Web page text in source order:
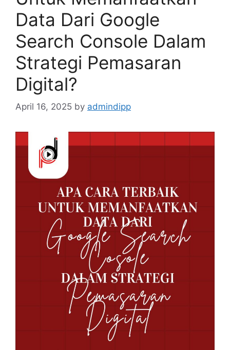
Data Dari Google
Search Console Dalam
Strategi Pemasaran
Digital?
April 16, 2025 by admindipp